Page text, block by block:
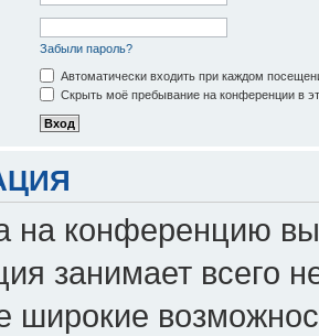
Забыли пароль?
Автоматически входить при каждом
Скрыть моё пребывание на конференции в
на конференцию
занимает всего
широкие